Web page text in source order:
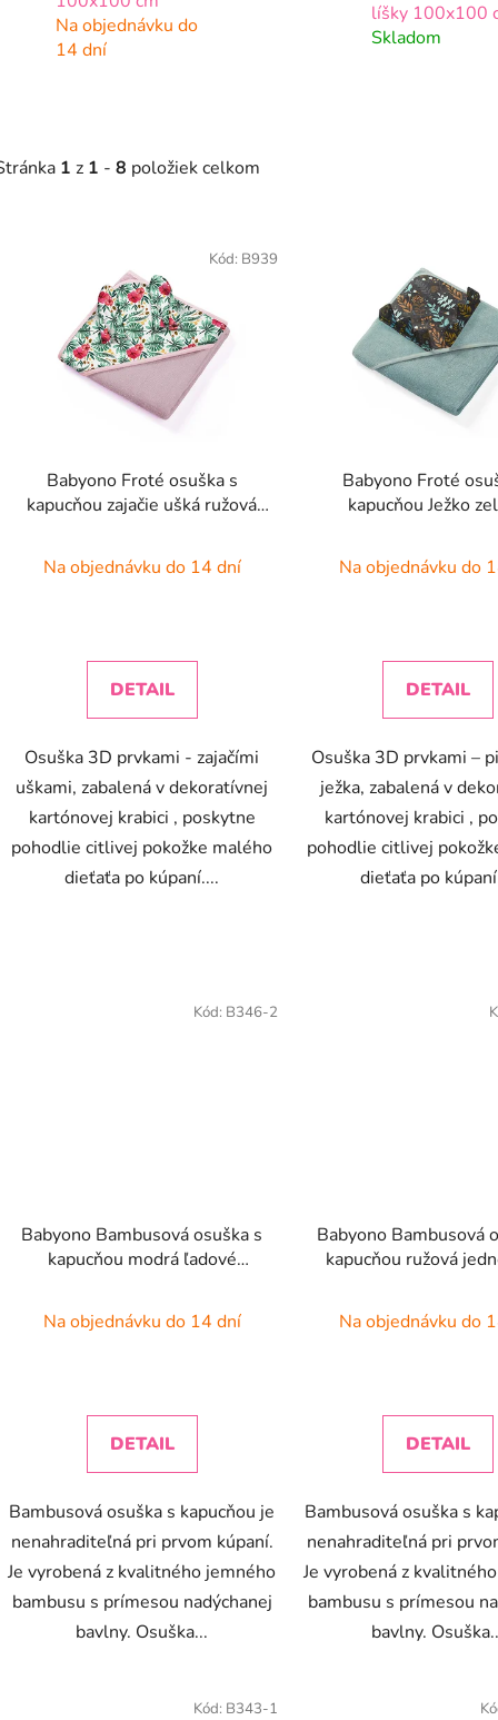
Na objednávku do
14 dní
líšky 100x100
Skladom
1 z 1 - 8 položiek celkom
Babyono Froté osuška s
kapucňou zajačie ušká ružová
Na objednávku do 14 dní
DETAIL
Osuška 3D prvkami - zajačími
uškami, zabalená v dekoratívnej
kartónovej krabici , poskytne
pohodlie citlivej pokožke malého
dieťaťa po kúpaní....
Kód: B939
Babyono Froté
kapucňou Ježko
Na objednávku do
DETAIL
Osuška 3D prvkami –
ježka, zabalená v
kartónovej krabici ,
pohodlie citlivej
dieťaťa po
Babyono Bambusová osuška s
kapucňou modrá ľadové
Na objednávku do 14 dní
DETAIL
Bambusová osuška s kapucňou je
nenahraditeľná pri prvom kúpaní.
Je vyrobená z kvalitného jemného
bambusu s prímesou nadýchanej
bavlny. Osuška...
Kód: B346-2
Babyono Bambusová
kapucňou ružová
Na objednávku do
DETAIL
Bambusová osuška s
nenahraditeľná pri
Je vyrobená z
bambusu s prímesou
bavlny.
Kód: B343-1